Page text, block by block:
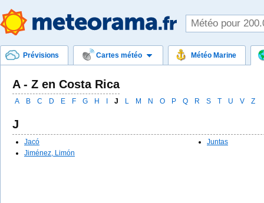
Prévisions Cartes météo Météo Marine
A - Z en Costa Rica
A B C D E F G H J L M N O P Q R S T U V Z
J
Jacó
Jiménez, Limón
Juntas